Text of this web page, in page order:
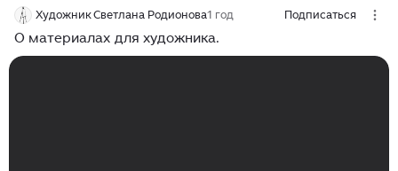
Художник Светлана Родионова1 год Подписаться
О материалах для художника.